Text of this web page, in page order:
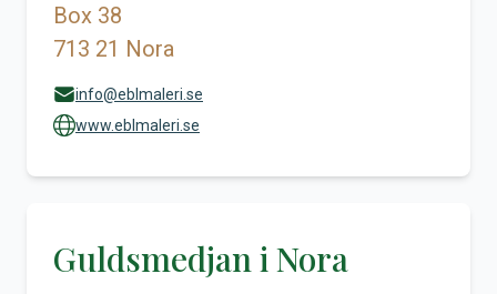
Box 38
713 21 Nora
info@eblmaleri.se
www.eblmaleri.se
Guldsmedjan i Nora